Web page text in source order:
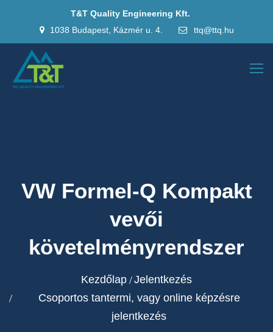
T&T Quality Engineering Kft.
1038 Budapest, Kázmér u. 4.
ttq@ttq.hu
VW Formel-Q Kompakt
vevői
követelményrendszer
Kezdőlap Jelentkezés
Csoportos tantermi, vagy online képzésre
jelentkezés